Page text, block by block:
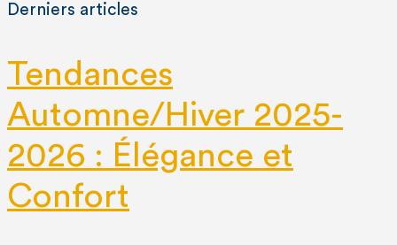
Derniers articles
Tendances
Automne/Hiver 2025-
2026 : Élégance et
Confort